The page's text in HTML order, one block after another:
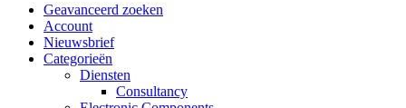
Geavanceerd zoeken
Account
Nieuwsbrief
Categorieën
Diensten
Consultancy